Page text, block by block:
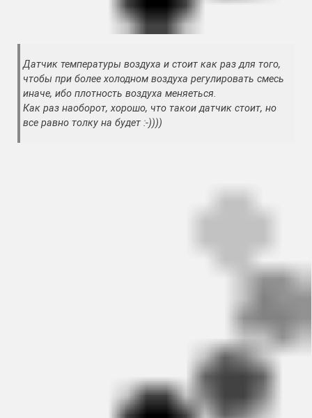
Датчик температуры воздуха и стоит как раз для того,
чтобы при более холодном воздуха регулировать смесь
иначе, ибо плотность воздуха меняеться.
Как раз наоборот, хорошо, что такои датчик стоит, но
все равно толку на будет :-))))